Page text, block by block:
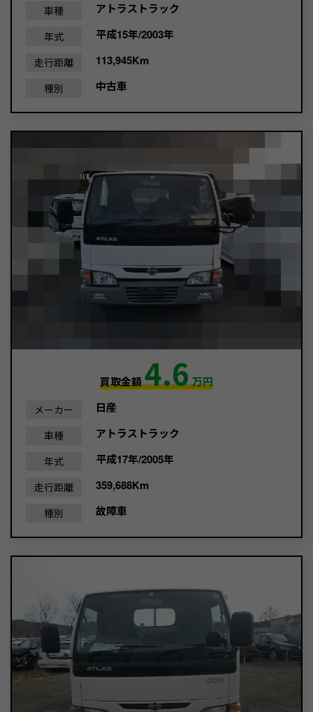
車種 アトラストラック
年式 平成15年/2003年
走行距離 113,945Km
種別 中古車
買取金額4.6万円
メーカー 日産
車種 アトラストラック
年式 平成17年/2005年
走行距離 359,688Km
種別 故障車